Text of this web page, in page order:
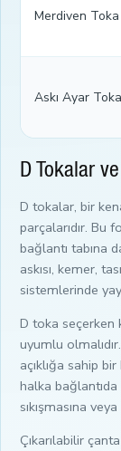
Merdiven Toka
Askı Ayar
D Tokalar
D tokalar, bir
parçalarıdır. Bu
bağlantı tabına
askısı, kemer,
sistemlerinde
D toka seçerken
uyumlu
açıklığa sahip
halka
sıkışmasına
Çıkarılabilir